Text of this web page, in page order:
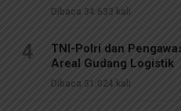
Dibaca 34.633 kali
4
TNI-Polri dan
Areal Gudang Logistik
Dibaca 31.024 kali